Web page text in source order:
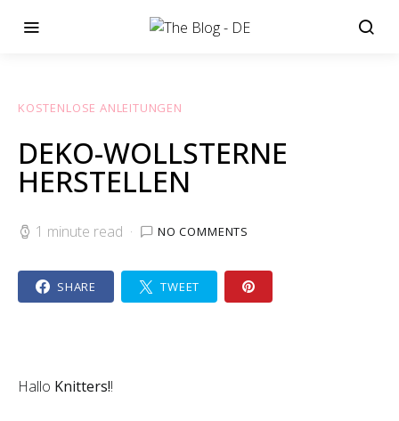
KOSTENLOSE ANLEITUNGEN
DEKO-WOLLSTERNE
HERSTELLEN
1 minute read NO COMMENTS
SHARE TWEET
Hallo Knitters!!